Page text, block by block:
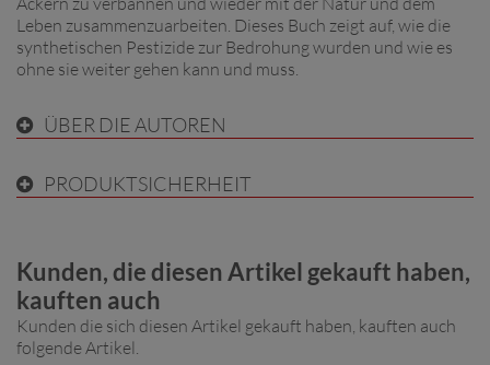
Leben zusammenzuarbeiten. Dieses Buch zeigt auf, wie die
synthetischen Pestizide zur Bedrohung wurden und wie es
ohne sie weiter gehen kann und muss.
ÜBER DIE AUTOREN
PRODUKTSICHERHEIT
Kunden, die diesen Artikel gekauft haben,
kauften auch
Kunden die sich diesen Artikel gekauft haben, kauften auch
folgende Artikel.